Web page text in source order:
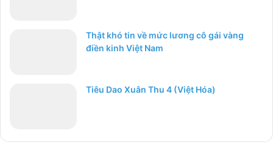
Thật khó tin về mức lương cô gái vàng
điền kinh Việt Nam
Tiêu Dao Xuân Thu 4 (Việt Hóa)